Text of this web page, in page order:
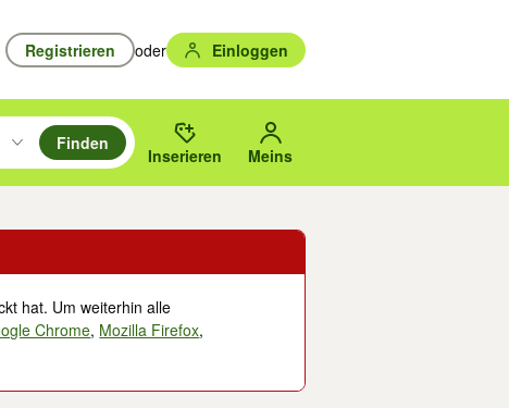
Registrieren oder Einloggen
durchsuchen und mit Eingabetaste auswählen.
um zu suchen, oder Vorschläge mit den Pfeiltasten nach oben/
des gewählten Orts oder PLZ.
Finden
Inserieren Meins
hat. Um weiterhin alle
Chrome, Mozilla Firefox,